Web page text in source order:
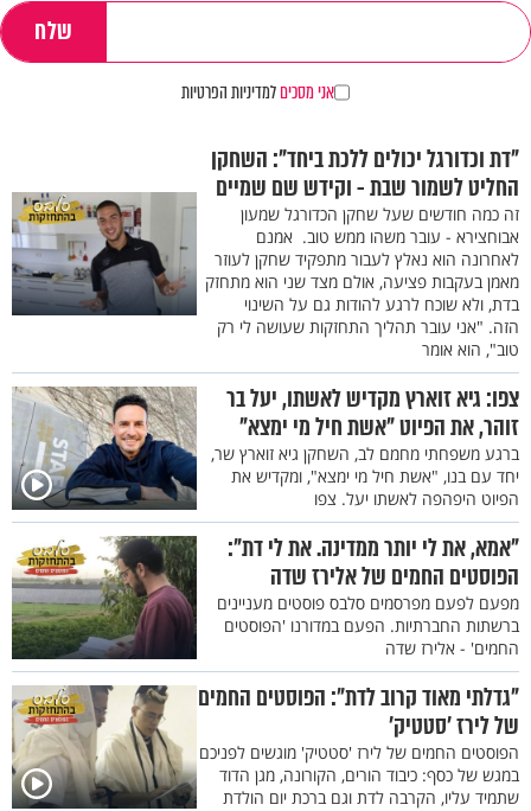
אני מסכיםלמדיניות הפרטיות
"דת וכדורגל יכולים ללכת ביחד": השחקן
החליט לשמור שבת - וקידש שם שמיים
זה כמה חודשים שעל שחקן הכדורגל שמעון
אבוחצירא - עובר משהו ממש טוב. אמנם
לאחרונה הוא נאלץ לעבור מתפקיד שחקן לעוזר
מאמן בעקבות פציעה, אולם מצד שני הוא מתחזק
בדת, ולא שוכח לרגע להודות גם על השינוי
הזה. "אני עובר תהליך התחזקות שעושה לי רק
טוב", הוא אומר
צפו: גיא זוארץ מקדיש לאשתו, יעל בר
זוהר, את הפיוט "אשת חיל מי ימצא"
ברגע משפחתי מחמם לב, השחקן גיא זוארץ שר,
יחד עם בנו, "אשת חיל מי ימצא", ומקדיש את
הפיוט היפהפה לאשתו יעל. צפו
"אמא, את לי יותר ממדינה. את לי דת":
הפוסטים החמים של אלירז שדה
מפעם לפעם מפרסמים סלבס פוסטים מעניינים
ברשתות החברתיות. הפעם במדורנו 'הפוסטים
החמים' - אלירז שדה
"גדלתי מאוד קרוב לדת": הפוסטים החמים
של לירז ’סטטיק’
הפוסטים החמים של לירז 'סטטיק' מוגשים לפניכם
במגש של כסף: כיבוד הורים, הקורונה, מגן הדוד
שתמיד עליו, הקרבה לדת וגם ברכת יום הולדת